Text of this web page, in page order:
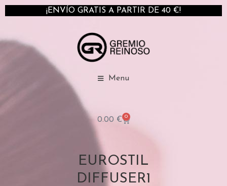
0.00 € 0
Menu
¡ENVÍO GRATIS A PARTIR DE 40 €!
EUROSTIL
DIFFUSER1